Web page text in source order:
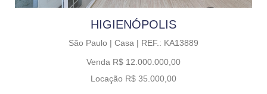
HIGIENÓPOLIS
São Paulo | Casa | REF.: KA13889
Venda R$ 12.000.000,00
Locação R$ 35.000,00